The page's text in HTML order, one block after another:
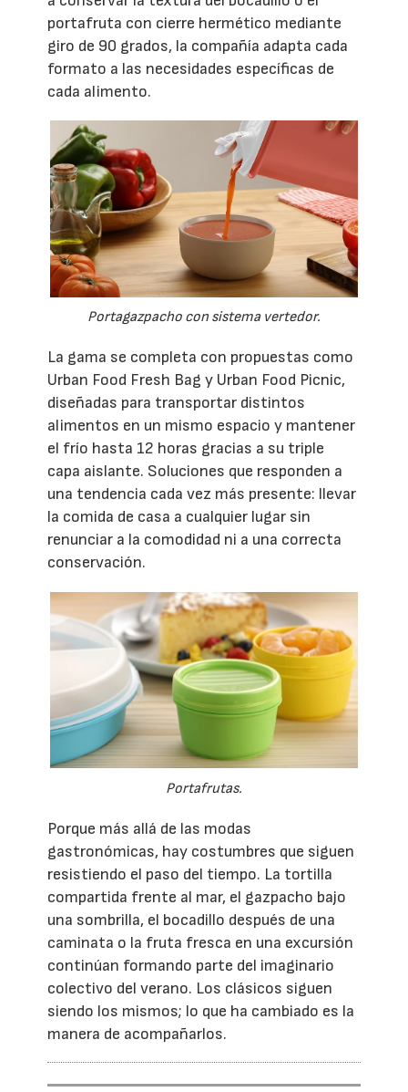
portafruta con cierre hermético mediante
giro de 90 grados, la compañía adapta cada
formato a las necesidades específicas de
cada alimento.
Portagazpacho con sistema vertedor.
La gama se completa con propuestas como
Urban Food Fresh Bag y Urban Food Picnic,
diseñadas para transportar distintos
alimentos en un mismo espacio y mantener
el frío hasta 12 horas gracias a su triple
capa aislante. Soluciones que responden a
una tendencia cada vez más presente: llevar
la comida de casa a cualquier lugar sin
renunciar a la comodidad ni a una correcta
conservación.
Portafrutas.
Porque más allá de las modas
gastronómicas, hay costumbres que siguen
resistiendo el paso del tiempo. La tortilla
compartida frente al mar, el gazpacho bajo
una sombrilla, el bocadillo después de una
caminata o la fruta fresca en una excursión
continúan formando parte del imaginario
colectivo del verano. Los clásicos siguen
siendo los mismos; lo que ha cambiado es la
manera de acompañarlos.